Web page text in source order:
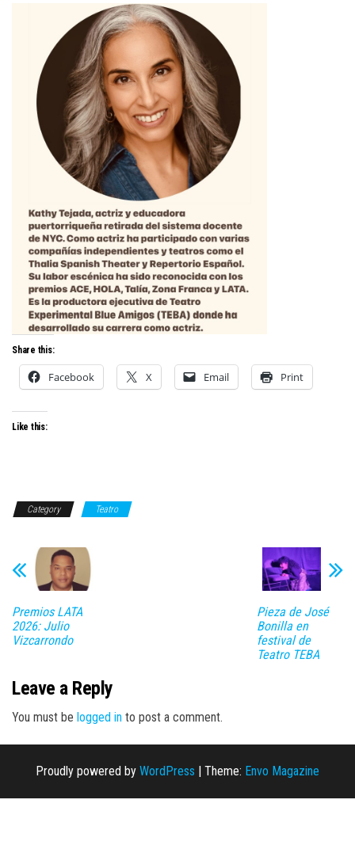
Share this:
Facebook X Email Print
Like this:
Category Teatro
Premios LATA
2026: Julio
Vizcarrondo
Pieza de José
Bonilla en
festival de
Teatro TEBA
Leave a Reply
You must be logged in to post a comment.
Proudly powered by WordPress | Theme: Envo Magazine